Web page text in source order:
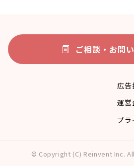
ご相談・お問
広告
運営
プラ
© Copyright (C) Reinvent Inc.